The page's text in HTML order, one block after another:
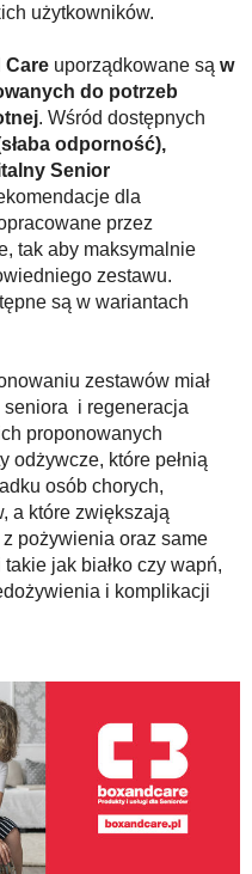
użytkowników.
Care uporządkowane są w
do potrzeb
. Wśród dostępnych
odporność),
Senior
dla
przez
tak aby maksymalnie
zestawu.
są w wariantach
zestawów miał
i regeneracja
proponowanych
odżywcze, które pełnią
osób chorych,
a które zwiększają
pożywienia oraz same
jak białko czy wapń,
i komplikacji